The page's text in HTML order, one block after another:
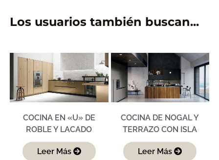
Los usuarios también buscan...
COCINA EN «U» DE
ROBLE Y LACADO
Leer Más
COCINA DE NOGAL Y
TERRAZO CON ISLA
Leer Más